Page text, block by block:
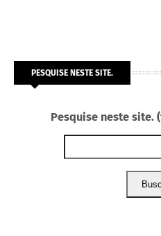
PESQUISE NESTE SITE.
Pesquise neste site.